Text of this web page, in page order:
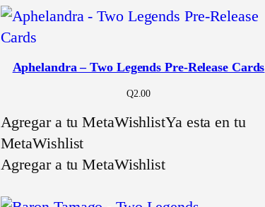
Aphelandra – Two Legends Pre-Release Cards
Q2.00
Agregar a tu MetaWishlistYa esta en tu
MetaWishlist
Agregar a tu MetaWishlist